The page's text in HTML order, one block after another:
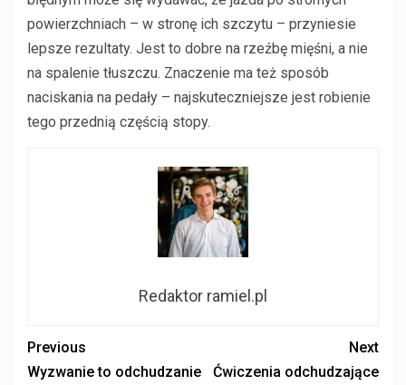
powierzchniach – w stronę ich szczytu – przyniesie
lepsze rezultaty. Jest to dobre na rzeźbę mięśni, a nie
na spalenie tłuszczu. Znaczenie ma też sposób
naciskania na pedały – najskuteczniejsze jest robienie
tego przednią częścią stopy.
Redaktor ramiel.pl
Previous
Wyzwanie to odchudzanie
Next
Ćwiczenia odchudzające